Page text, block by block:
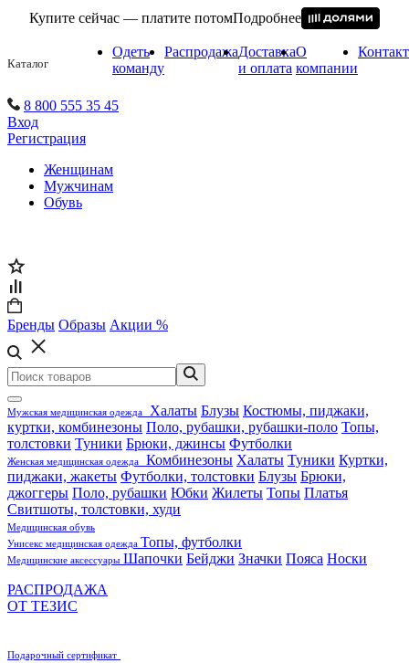
Купите сейчас — платите потомПодробнее
Каталог
Одеть
команду
РаспродажаДоставка
и оплата
О
компании
8 800 555 35 45
Вход
Регистрация
Женщинам
Мужчинам
Обувь
Бренды Образы Акции %
Мужская медицинская одежда Халаты Блузы Костюмы, пиджаки,
куртки, комбинезоны Поло, рубашки, рубашки-поло Топы,
толстовки Туники Брюки, джинсы Футболки
Женская медицинская одежда Комбинезоны Халаты Туники Куртки,
пиджаки, жакеты Футболки, толстовки Блузы Брюки,
джоггеры Поло, рубашки Юбки Жилеты Топы Платья
Свитшоты, толстовки, худи
Медицинская обувь
Унисекс медицинская одежда Топы, футболки
Медицинские аксессуары Шапочки Бейджи Значки Пояса Носки
РАСПРОДАЖА
ОТ ТЕЗИС
Подарочный сертификат